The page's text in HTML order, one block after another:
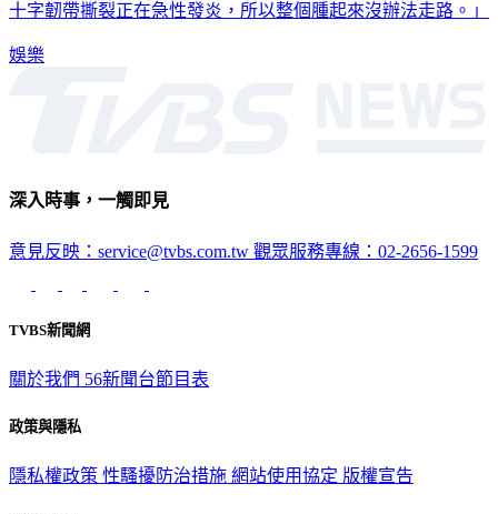
十字韌帶撕裂正在急性發炎，所以整個腫起來沒辦法走路。」
娛樂
深入時事，一觸即見
意見反映：service@tvbs.com.tw 觀眾服務專線：02-2656-1599
TVBS新聞網
關於我們 56新聞台節目表
政策與隱私
隱私權政策 性騷擾防治措施 網站使用協定 版權宣告